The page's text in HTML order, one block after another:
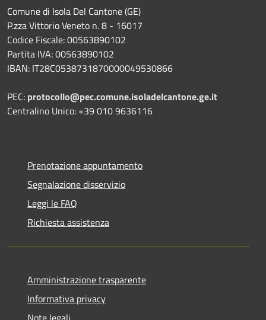
Comune di Isola Del Cantone (GE)
P.zza Vittorio Veneto n. 8 - 16017
Codice Fiscale: 00563890102
Partita IVA: 00563890102
IBAN: IT28C0538731870000049530866
PEC: protocollo@pec.comune.isoladelcantone.ge.it
Centralino Unico: +39 010 9636116
Prenotazione appuntamento
Segnalazione disservizio
Leggi le FAQ
Richiesta assistenza
Amministrazione trasparente
Informativa privacy